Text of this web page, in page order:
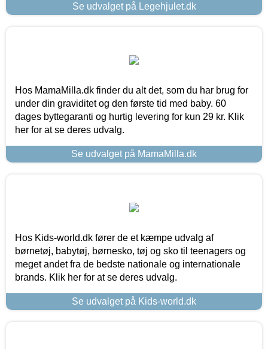
Se udvalget på Legehjulet.dk
Hos MamaMilla.dk finder du alt det, som du har brug for
under din graviditet og den første tid med baby. 60
dages byttegaranti og hurtig levering for kun 29 kr. Klik
her for at se deres udvalg.
Se udvalget på MamaMilla.dk
Hos Kids-world.dk fører de et kæmpe udvalg af
børnetøj, babytøj, børnesko, tøj og sko til teenagers og
meget andet fra de bedste nationale og internationale
brands. Klik her for at se deres udvalg.
Se udvalget på Kids-world.dk